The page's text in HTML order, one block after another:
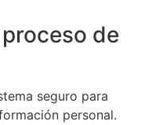
de
seguro para
personal.